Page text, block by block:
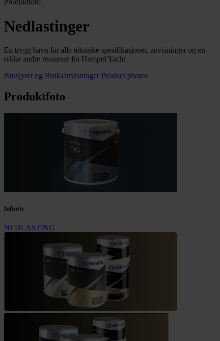
Produktfoto
Nedlastinger
En trygg havn for alle tekniske spesifikasjoner, anvisninger og en
rekke andre ressurser fra Hempel Yacht
Brosjyrer og Bruksanvisninger Product photos
Produktfoto
Infinity
NEDLASTING